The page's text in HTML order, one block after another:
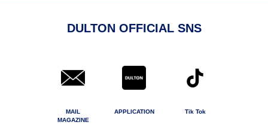
DULTON OFFICIAL SNS
MAIL
MAGAZINE
APPLICATION Tik Tok